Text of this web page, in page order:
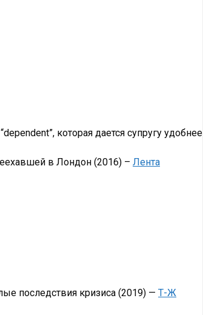
которая дается супругу удобнее
в Лондон (2016) – Лента
последствия кризиса (2019) — Т-Ж